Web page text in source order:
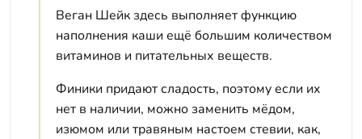
Веган Шейк здесь выполняет функцию
наполнения каши ещё большим количеством
витаминов и питательных веществ.
Финики придают сладость, поэтому если их
нет в наличии, можно заменить мёдом,
изюмом или травяным настоем стевии, как,